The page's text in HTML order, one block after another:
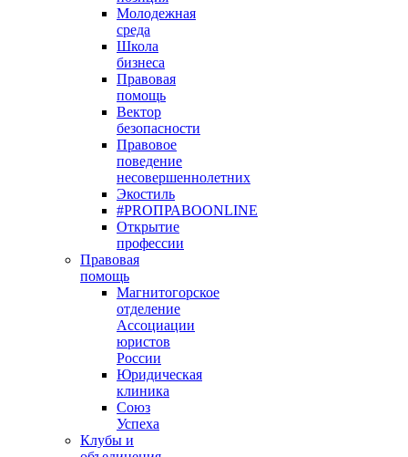
Молодежная
среда
Школа
бизнеса
Правовая
помощь
Вектор
безопасности
Правовое
поведение
несовершеннолетних
Экостиль
#PROПРАВОONLINE
Открытие
профессии
Правовая
помощь
Магнитогорское
отделение
Ассоциации
юристов
России
Юридическая
клиника
Союз
Успеха
Клубы и